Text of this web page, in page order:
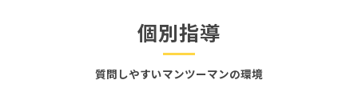
個別指導
質問しやすいマンツーマンの環境